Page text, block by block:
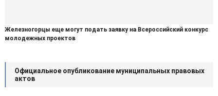
Железногорцы еще могут подать заявку на Всероссийский конкурс
молодежных проектов
Официальное опубликование муниципальных правовых
актов